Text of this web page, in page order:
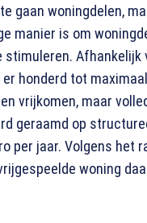
gaan woningdelen,
manier is om
Afhankelijk
honderd tot
vrijkomen, maar
geraamd op
per jaar. Volgens het
woning